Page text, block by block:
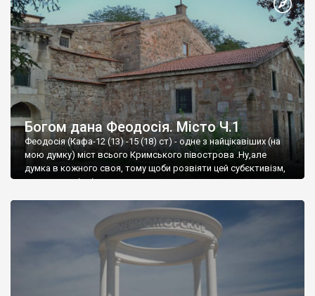
Богом дана Феодосія. Місто Ч.1
Феодосія (Кафа-12 (13) -15 (18) ст) - одне з найцікавіших (на
мою думку) міст всього Кримського півострова .Ну,але
думка в кожного своя, тому щоби розвіяти цей субєктивізм,
запрошую відвідати це